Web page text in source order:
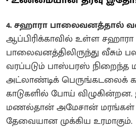
4. சஹாரா பாலைவனத்தால்
ஆப்பிரிக்காவில் உள்ள சஹாரா
பாலைவனத்திலிருந்து வீசும்
வரப்படும் பாஸ்பரஸ்
அட்லாண்டிக் பெருங்கடலைக்
காடுகளில் போய்
மணல்தான் அமேசான் மரங்கள்
தேவையான முக்கிய உரமாகும்.